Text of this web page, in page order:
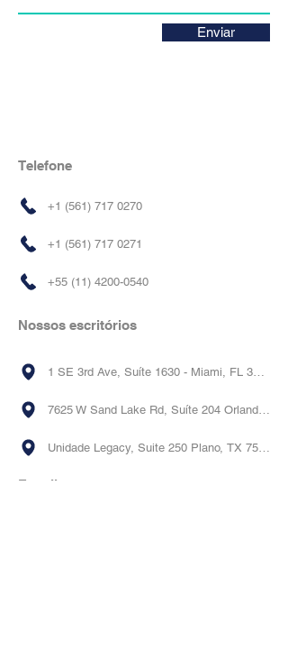
Enviar
Telefone
+1 (561) 717 0270
+1 (561) 717 0271
+55 (11) 4200-0540
Nossos escritórios
Unidade Legacy, Suite 250 Plano, TX 75024
E-mail